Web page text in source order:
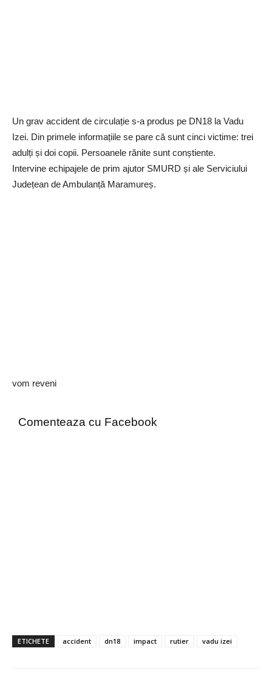
Un grav accident de circulație s-a produs pe DN18 la Vadu
Izei. Din primele informațiile se pare că sunt cinci victime: trei
adulți și doi copii. Persoanele rănite sunt conștiente.
Intervine echipajele de prim ajutor SMURD și ale Serviciului
Județean de Ambulanță Maramureș.
vom reveni
Comenteaza cu Facebook
ETICHETE accident dn18 impact rutier vadu izei